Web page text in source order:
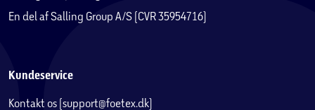
En del af Salling Group A/S (CVR 35954716)
Kundeservice
Kontakt os (support@foetex.dk)